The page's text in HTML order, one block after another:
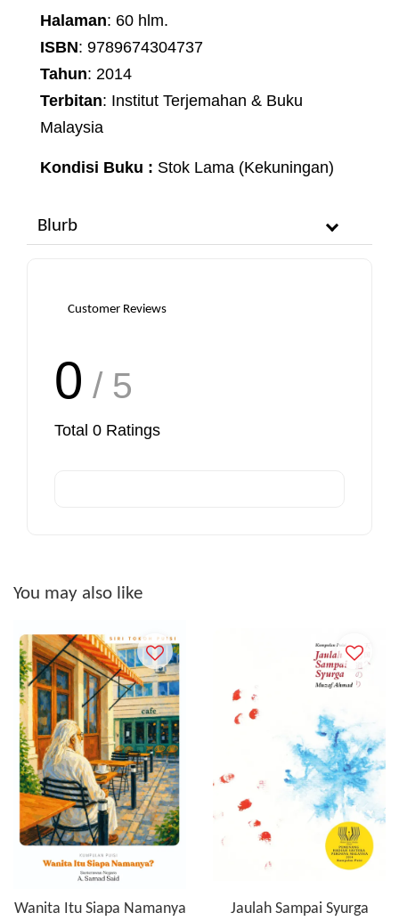
Halaman: 60 hlm.
ISBN: 9789674304737
Tahun: 2014
Terbitan: Institut Terjemahan & Buku
Malaysia
Kondisi Buku : Stok Lama (Kekuningan)
Blurb
Customer Reviews
0 / 5
Total 0 Ratings
You may also like
Wanita Itu Siapa Namanya
Jaulah Sampai Syurga